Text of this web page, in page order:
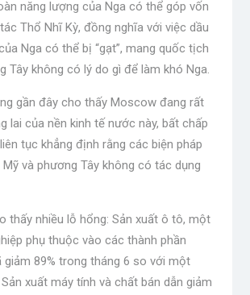
năng lượng của Nga có thể góp vốn
Thổ Nhĩ Kỳ, đồng nghĩa với việc dầu
Nga có thể bị “gạt”, mang quốc tịch
Tây không có lý do gì để làm khó Nga.
gần đây cho thấy Moscow đang rất
lai của nền kinh tế nước này, bất chấp
tục khẳng định rằng các biện pháp
và phương Tây không có tác dụng
thấy nhiều lỗ hổng: Sản xuất ô tô, một
phụ thuộc vào các thành phần
giảm 89% trong tháng 6 so với một
xuất máy tính và chất bán dẫn giảm